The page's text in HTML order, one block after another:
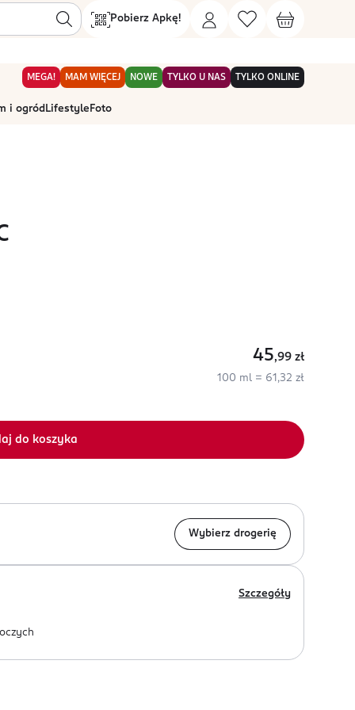
Pobierz Apkę!
MEGA! MAM WIĘCEJ NOWE TYLKO U NAS TYLKO ONLINE
i ogród Lifestyle Foto
45,99 zł
100 ml = 61,32 zł
do koszyka
Wybierz drogerię
Szczegóły